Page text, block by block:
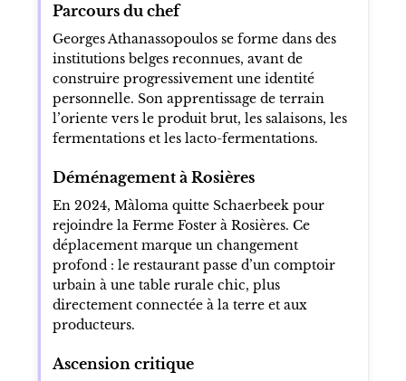
Parcours du chef
Georges Athanassopoulos se forme dans des
institutions belges reconnues, avant de
construire progressivement une identité
personnelle. Son apprentissage de terrain
l’oriente vers le produit brut, les salaisons, les
fermentations et les lacto-fermentations.
Déménagement à Rosières
En 2024, Màloma quitte Schaerbeek pour
rejoindre la Ferme Foster à Rosières. Ce
déplacement marque un changement
profond : le restaurant passe d’un comptoir
urbain à une table rurale chic, plus
directement connectée à la terre et aux
producteurs.
Ascension critique